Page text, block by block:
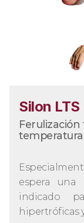
Silon LTS
Ferulización
temperatura
espera una
indicado
hipertróficas